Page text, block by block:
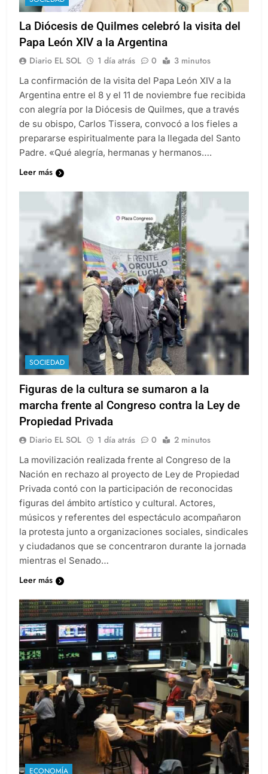
La Diócesis de Quilmes celebró la visita del
Papa León XIV a la Argentina
Diario EL SOL 1 día atrás 0 3 minutos
La confirmación de la visita del Papa León XIV a la
Argentina entre el 8 y el 11 de noviembre fue recibida
con alegría por la Diócesis de Quilmes, que a través
de su obispo, Carlos Tissera, convocó a los fieles a
prepararse espiritualmente para la llegada del Santo
Padre. «Qué alegría, hermanas y hermanos….
Leer más
SOCIEDAD
Figuras de la cultura se sumaron a la
marcha frente al Congreso contra la Ley de
Propiedad Privada
Diario EL SOL 1 día atrás 0 2 minutos
La movilización realizada frente al Congreso de la
Nación en rechazo al proyecto de Ley de Propiedad
Privada contó con la participación de reconocidas
figuras del ámbito artístico y cultural. Actores,
músicos y referentes del espectáculo acompañaron
la protesta junto a organizaciones sociales, sindicales
y ciudadanos que se concentraron durante la jornada
mientras el Senado…
Leer más
ECONOMÍA